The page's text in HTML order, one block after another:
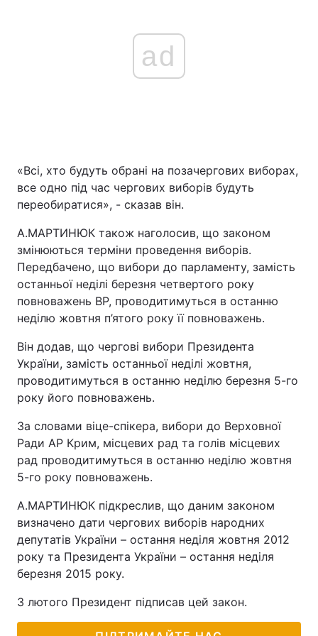
ad
«Всі, хто будуть обрані на позачергових виборах,
все одно під час чергових виборів будуть
переобиратися», - сказав він.
А.МАРТИНЮК також наголосив, що законом
змінюються терміни проведення виборів.
Передбачено, що вибори до парламенту, замість
останньої неділі березня четвертого року
повноважень ВР, проводитимуться в останню
неділю жовтня п’ятого року її повноважень.
Він додав, що чергові вибори Президента
України, замість останньої неділі жовтня,
проводитимуться в останню неділю березня 5-го
року його повноважень.
За словами віце-спікера, вибори до Верховної
Ради АР Крим, місцевих рад та голів місцевих
рад проводитимуться в останню неділю жовтня
5-го року повноважень.
А.МАРТИНЮК підкреслив, що даним законом
визначено дати чергових виборів народних
депутатів України – остання неділя жовтня 2012
року та Президента України – остання неділя
березня 2015 року.
3 лютого Президент підписав цей закон.